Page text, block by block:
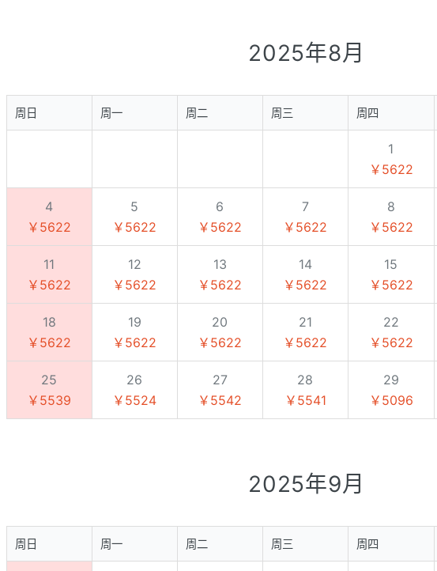
2025年8月
周日 周一 周二 周三 周四
1
￥5622
4
￥5622
5
￥5622
6
￥5622
7
￥5622
8
￥5622
11
￥5622
12
￥5622
13
￥5622
14
￥5622
15
￥5622
18
￥5622
19
￥5622
20
￥5622
21
￥5622
22
￥5622
25
￥5539
26
￥5524
27
￥5542
28
￥5541
29
￥5096
2025年9月
周日 周一 周二 周三 周四